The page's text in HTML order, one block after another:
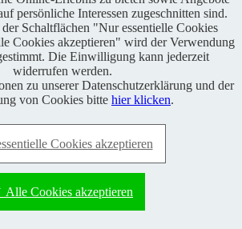
GmbH. Alle Rechte vorbehalten.
Anspruch auf Vollständigkeit sowie
Berichten und Kommentaren.
|RSS-Feed|Presse|
persönliche Interessen zugeschnitten sind.
Schaltflächen "Nur essentielle Cookies
Cookies akzeptieren" wird der Verwendung
Die Einwilligung kann jederzeit
widerrufen werden.
zu unserer Datenschutzerklärung und der
von Cookies bitte hier klicken.
Cookies akzeptieren
Alle Cookies akzeptieren